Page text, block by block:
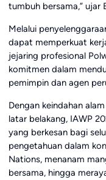
tumbuh bersama,” ujar
Melalui
dapat memperkuat
jejaring profesional
komitmen dalam
pemimpin dan agen
Dengan keindahan
latar belakang, IAWP
yang berkesan bagi
pengetahuan dalam
Nations, menanam
bersama, hingga